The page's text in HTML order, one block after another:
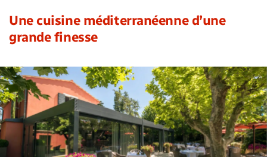
Une cuisine méditerranéenne d’une
grande finesse